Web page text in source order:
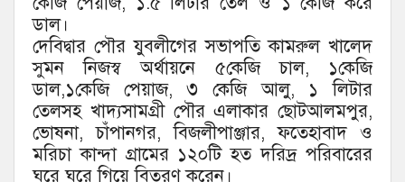
ডাল।
দেবিদ্বার পৌর যুবলীগের সভাপতি কামরুল খালেদ
সুমন নিজস্ব অর্থায়নে ৫কেজি চাল, ১কেজি
ডাল,১কেজি পেয়াজ, ৩ কেজি আলু, ১ লিটার
তেলসহ খাদ্যসামগ্রী পৌর এলাকার ছোটআলমপুর,
ভোষনা, চাঁপানগর, বিজলীপাঞ্জার, ফতেহাবাদ ও
মরিচা কান্দা গ্রামের ১২০টি হত দরিদ্র পরিবারের
ঘরে ঘরে গিয়ে বিতরণ করেন।